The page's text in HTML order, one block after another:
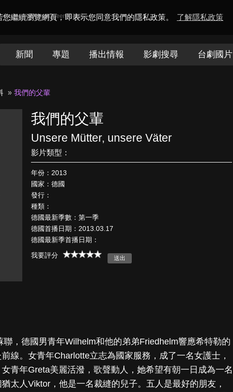
繼續瀏覽網頁，即表示您同意我們的隱私政策。 了解隱私政策
toDramaQueen電視迷
新聞 專題 播出情報 影劇搜尋 台劇國片
我們的父輩
我們的父輩
Unsere Mütter, unsere Väter
影片類型：
年份：2013
國家：德國
發行：
種類：
德國最新季數：第一季
德國首播日期：2013.03.17
德國最新季首播日期：
我要評分
聯，德國男青年Wilhelm和他的弟弟Friedhelm響應希特勒的
線。女青年Charlotte立志為國家服務，成了一名女護士，
青年Greta美麗活潑，歌聲動人，她希望有朝一日成為一名
太人Viktor，他是一名裁縫的兒子。五人是最好的朋友，